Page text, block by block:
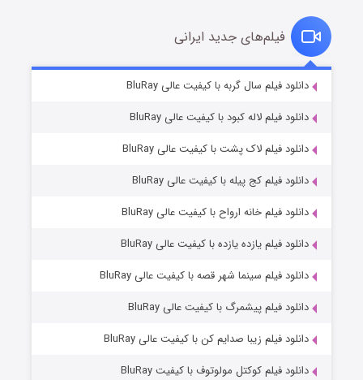
قسمت۷ (زیرنویس) منتشر شد
فیلم‌های جدید ایرانی
دانلود فیلم سال گربه با کیفیت عالی BluRay
دانلود فیلم لاله کبود با کیفیت عالی BluRay
دانلود فیلم لاک پشت با کیفیت عالی BluRay
دانلود فیلم کج‌ پیله با کیفیت عالی BluRay
دانلود فیلم خانه ارواح با کیفیت عالی BluRay
دانلود فیلم یازده یازده با کیفیت عالی BluRay
دانلود فیلم سینما شهر قصه با کیفیت عالی BluRay
دانلود فیلم پیشمرگ با کیفیت عالی BluRay
دانلود فیلم زیبا صدایم کن با کیفیت عالی BluRay
دانلود فیلم کوکتل مولوتوف با کیفیت BluRay